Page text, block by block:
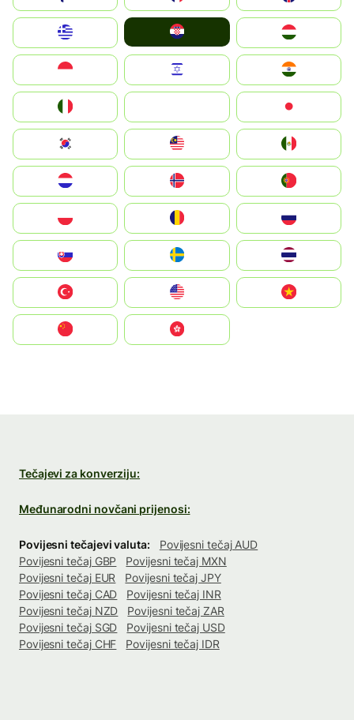
Magyarország
South Korea
United States
中國香港特別行政區
Tečajevi za konverziju:
Međunarodni novčani prijenosi:
Povijesni tečajevi valuta:
Povijesni tečaj AUD
Povijesni tečaj GBP
Povijesni tečaj MXN
Povijesni tečaj EUR
Povijesni tečaj JPY
Povijesni tečaj CAD
Povijesni tečaj INR
Povijesni tečaj NZD
Povijesni tečaj ZAR
Povijesni tečaj SGD
Povijesni tečaj USD
Povijesni tečaj CHF
Povijesni tečaj IDR